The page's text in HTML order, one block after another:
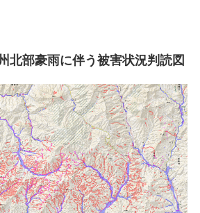
北部豪雨に伴う被害状況判読図